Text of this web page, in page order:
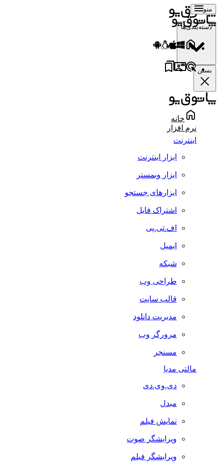
منو
دسته‌بندی‌ها
بستن
خانه
نرم افزار
اینترنت
ابزار اینترنت
ابزار وبمستر
ابزارهای جستجو
اشتراک فایل
اف.تی.پی
ایمیل
شبکه
طراحی وب
قالب سایت
مدیریت دانلود
مرورگر وب
مسنجر
مالتی مدیا
دی.وی.دی
مبدل
نمایش فیلم
ویرایشگر صوت
ویرایشگر فیلم